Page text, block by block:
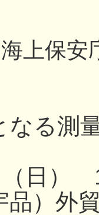
海上保
なる測
（日）
品）外